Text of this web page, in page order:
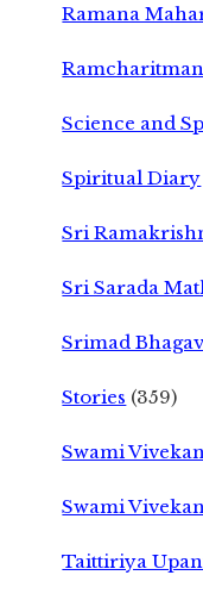
Ramana
Science and
Spiritual Diary
Sri
Sri Sarada
Srimad
Stories (359)
Swami
Swami
Taittiriya